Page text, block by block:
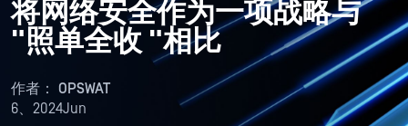
将网络安全作为一项战略与
"照单全收 "相比
作者： OPSWAT
6、2024Jun